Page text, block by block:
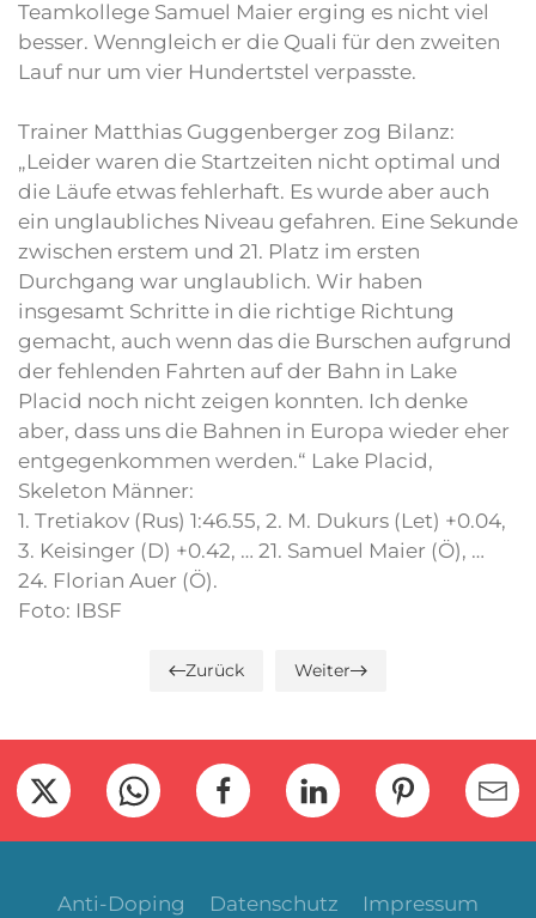
Teamkollege Samuel Maier erging es nicht viel
besser. Wenngleich er die Quali für den zweiten
Lauf nur um vier Hundertstel verpasste.
Trainer Matthias Guggenberger zog Bilanz:
„Leider waren die Startzeiten nicht optimal und
die Läufe etwas fehlerhaft. Es wurde aber auch
ein unglaubliches Niveau gefahren. Eine Sekunde
zwischen erstem und 21. Platz im ersten
Durchgang war unglaublich. Wir haben
insgesamt Schritte in die richtige Richtung
gemacht, auch wenn das die Burschen aufgrund
der fehlenden Fahrten auf der Bahn in Lake
Placid noch nicht zeigen konnten. Ich denke
aber, dass uns die Bahnen in Europa wieder eher
entgegenkommen werden.“ Lake Placid,
Skeleton Männer:
1. Tretiakov (Rus) 1:46.55, 2. M. Dukurs (Let) +0.04,
3. Keisinger (D) +0.42, … 21. Samuel Maier (Ö), …
24. Florian Auer (Ö).
Foto: IBSF
Zurück Weiter
Anti-Doping Datenschutz Impressum